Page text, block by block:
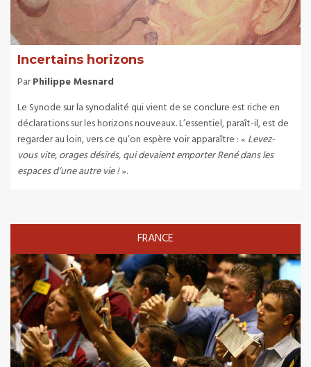
Incertains horizons
ParPhilippe Mesnard
Le Synode sur la synodalité qui vient de se conclure est riche en
déclarations sur les horizons nouveaux. L’essentiel, paraît-il, est de
regarder au loin, vers ce qu’on espère voir apparaître : « Levez-
vous vite, orages désirés, qui devaient emporter René dans les
espaces d’une autre vie !».
FRANCE